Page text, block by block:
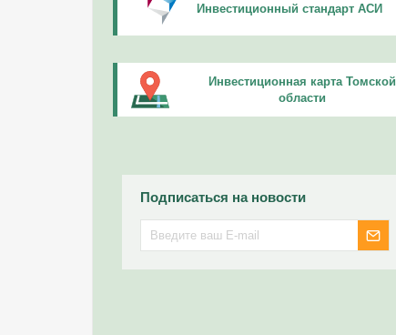
Инвестиционный стандарт АСИ
Инвестиционная карта Томской
области
Подписаться на новости